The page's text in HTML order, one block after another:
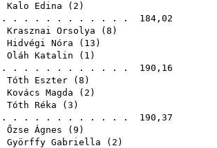
Kalo Edina ( 2 )
. . . . . . . . . . . . 184,02
Krasznai Orsolya ( 8 )
Hidvégi Nóra ( 13 )
Oláh Katalin ( 1 )
. . . . . . . . . . . . 190,16
Tóth Eszter ( 8 )
Kovács Magda ( 2 )
Tóth Réka ( 3 )
. . . . . . . . . . . . 190,37
Őzse Ágnes ( 9 )
Györffy Gabriella ( 2 )